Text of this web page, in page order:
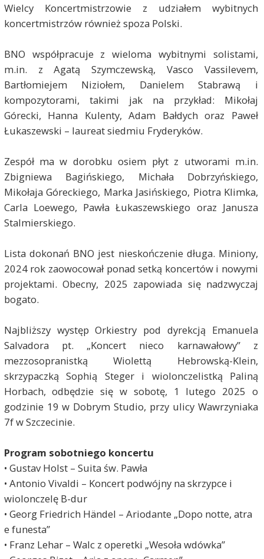
Wielcy Koncertmistrzowie z udziałem wybitnych
koncertmistrzów również spoza Polski.
BNO współpracuje z wieloma wybitnymi solistami,
m.in. z Agatą Szymczewską, Vasco Vassilevem,
Bartłomiejem Niziołem, Danielem Stabrawą i
kompozytorami, takimi jak na przykład: Mikołaj
Górecki, Hanna Kulenty, Adam Bałdych oraz Paweł
Łukaszewski – laureat siedmiu Fryderyków.
Zespół ma w dorobku osiem płyt z utworami m.in.
Zbigniewa Bagińskiego, Michała Dobrzyńskiego,
Mikołaja Góreckiego, Marka Jasińskiego, Piotra Klimka,
Carla Loewego, Pawła Łukaszewskiego oraz Janusza
Stalmierskiego.
Lista dokonań BNO jest nieskończenie długa. Miniony,
2024 rok zaowocował ponad setką koncertów i nowymi
projektami. Obecny, 2025 zapowiada się nadzwyczaj
bogato.
Najbliższy występ Orkiestry pod dyrekcją Emanuela
Salvadora pt. „Koncert nieco karnawałowy” z
mezzosopranistką Wiolettą Hebrowską-Klein,
skrzypaczką Sophią Steger i wiolonczelistką Paliną
Horbach, odbędzie się w sobotę, 1 lutego 2025 o
godzinie 19 w Dobrym Studio, przy ulicy Wawrzyniaka
7f w Szczecinie.
Program sobotniego koncertu
• Gustav Holst – Suita św. Pawła
• Antonio Vivaldi – Koncert podwójny na skrzypce i
wiolonczelę B-dur
• Georg Friedrich Händel – Ariodante „Dopo notte, atra
e funesta”
• Franz Lehar – Walc z operetki „Wesoła wdówka”